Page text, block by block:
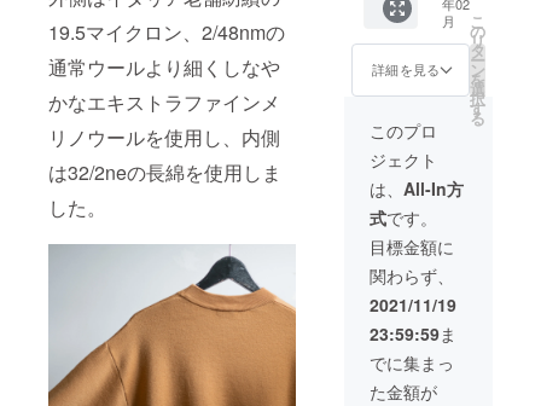
19.5マイクロン、2/48nmの
通常ウールより細くしなや
かなエキストラファインメ
リノウールを使用し、内側
は32/2neの長綿を使用しま
した。
→¥11,7
00(税/送
料込）
月
詳細を見る
こ
の
リ
タ
ー
ン
を
選
択
す
る
このプロ
ジェクト
は、 All-In方
式です。
目標金額に
関わらず、
2021/11/19
23:59:59ま
でに集まっ
た金額が